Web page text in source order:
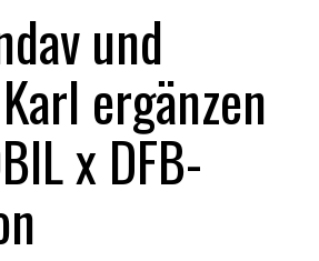
und
ergänzen
x DFB-